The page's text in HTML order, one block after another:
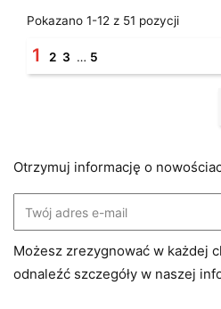
Pokazano 1-12 z 51 pozycji
1 2 3 … 5
Otrzymuj informację o
Możesz zrezygnować w każdej
odnaleźć szczegóły w naszej